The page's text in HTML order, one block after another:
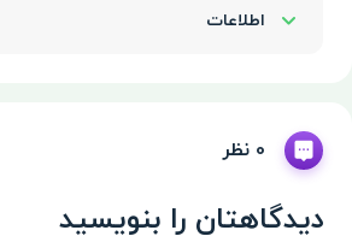
اطلاعات
0 نظر
دیدگاهتان را بنویسید